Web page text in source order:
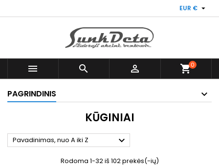
EUR € 
   shopping_cart0
PAGRINDINIS
KŪGINIAI
Pavadinimas, nuo A iki Z 
Rodoma 1-32 iš 102 prekės(-ių)